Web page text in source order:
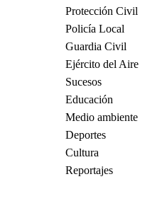
Protección Civil
Policía Local
Guardia Civil
Ejército del Aire
Sucesos
Educación
Medio ambiente
Deportes
Cultura
Reportajes